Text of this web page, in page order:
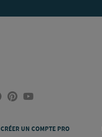
CRÉER UN COMPTE PRO